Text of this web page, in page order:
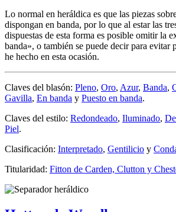
Lo normal en heráldica es que las piezas
dispongan en banda, por lo que al estar las
dispuestas de esta forma es posible omitir la
banda», o también se puede decir para evitar
he hecho en esta ocasión.
Claves del blasón: Pleno, Oro, Azur, Banda,
Gavilla, En banda y Puesto en banda.
Claves del estilo: Redondeado, Iluminado,
Piel.
Clasificación: Interpretado, Gentilicio y
Titularidad: Fitton de Carden, Clutton y